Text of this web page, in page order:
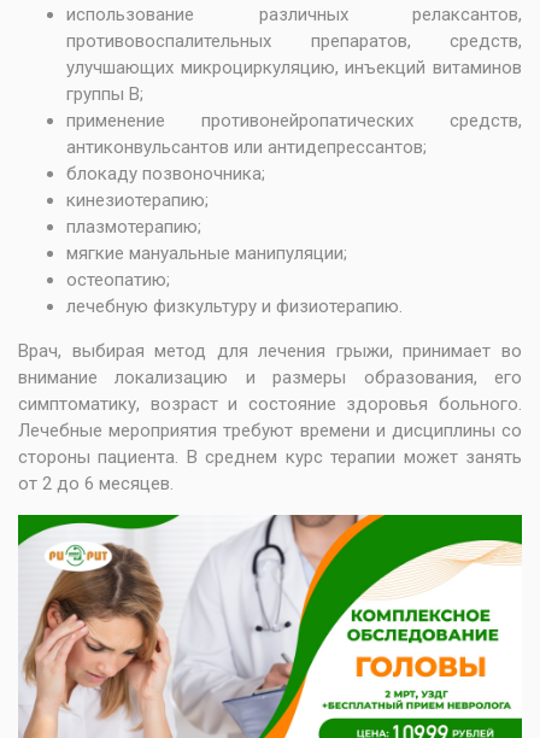
использование различных релаксантов,
противовоспалительных препаратов, средств,
улучшающих микроциркуляцию,инъекций витаминов
группы В;
применение противонейропатических средств,
антиконвульсантов или антидепрессантов;
блокаду позвоночника;
кинезиотерапию;
плазмотерапию;
мягкие мануальные манипуляции;
остеопатию;
лечебную физкультуру и физиотерапию.
Врач, выбирая метод для лечения грыжи, принимает во
внимание локализацию и размеры образования, его
симптоматику, возраст и состояние здоровья больного.
Лечебные мероприятия требуют времени и дисциплины со
стороны пациента. В среднем курс терапии может занять
от 2 до 6 месяцев.